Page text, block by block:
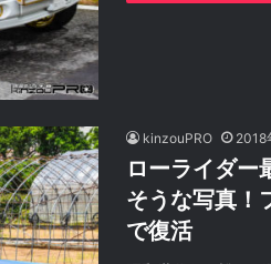
kinzouPRO 2018
ローライダー
そうな写真！
で復活